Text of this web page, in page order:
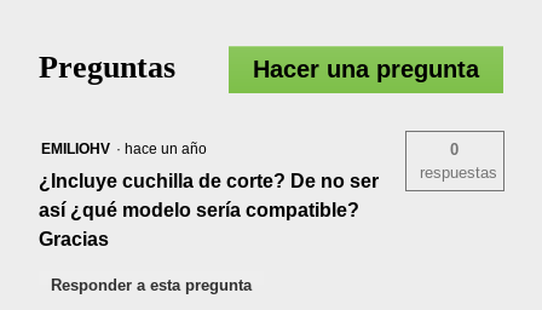
Preguntas Hacer una pregunta
EMILIOHV · hace un año
¿Incluye cuchilla de corte? De no ser
así ¿qué modelo sería compatible?
Gracias
0
respuestas
Responder a esta pregunta